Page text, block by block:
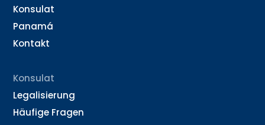
Konsulat
Panamá
Kontakt
Konsulat
Legalisierung
Häufige Fragen